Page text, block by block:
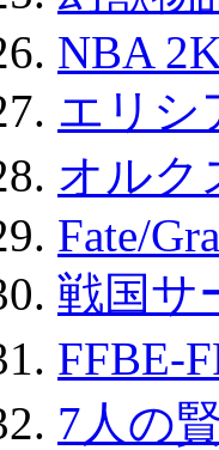
NBA
エリシ
オルク
Fate/
戦国サ
FFBE-
7人の